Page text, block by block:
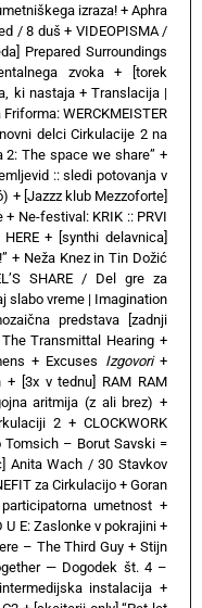
izraza!+Aphra
/ 8 duš + VIDEOPISMA /
Prepared Surroundings
zvoka+
[torek
ki nastaja+ Translacija |
Friforma: WERCKMEISTER
delci Cirkulacije 2 na
2: The space we share” +
:: sledi potovanja v
+ [Jazzz klub Mezzoforte]
+ Ne-festival: KRIK :: PRVI
+ [synthi delavnica]
+ Neža Knez in Tin Dožić
SHARE / Del gre za
slabo vreme | Imagination
predstava [zadnji
Transmittal Hearing +
+ Excuses Izgovori+
+ [3x v tednu] RAM RAM
aritmija (z ali brez) +
2 + CLOCKWORK
Tomsich – Borut Savski =
Anita Wach / 30 Stavkov
za Cirkulacijo + Goran
umetnost +
U E: Zaslonke v pokrajini+
– The Third Guy + Stijn
— Dogodek št. 4 –
instalacija +